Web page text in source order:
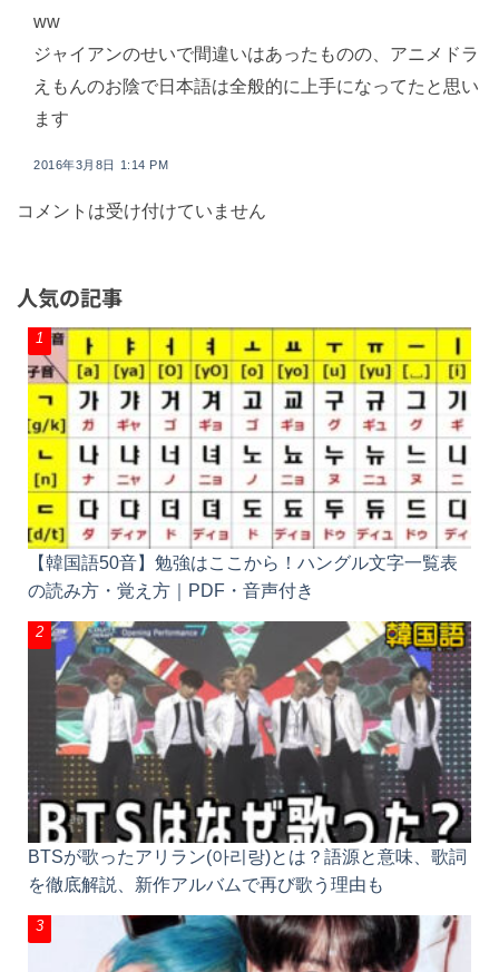
ww
ジャイアンのせいで間違いはあったものの、アニメドラ
えもんのお陰で日本語は全般的に上手になってたと思い
ます
2016年3月8日 1:14 PM
コメントは受け付けていません
人気の記事
【韓国語50音】勉強はここから！ハングル文字一覧表
の読み方・覚え方｜PDF・音声付き
BTSが歌ったアリラン(아리랑)とは？語源と意味、歌詞
を徹底解説、新作アルバムで再び歌う理由も